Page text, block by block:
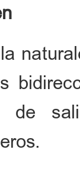
de